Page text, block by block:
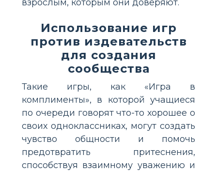
взрослым, которым они доверяют.
Использование игр
против издевательств
для создания
сообщества
Такие игры, как «Игра в
комплименты», в которой учащиеся
по очереди говорят что-то хорошее о
своих одноклассниках, могут создать
чувство общности и помочь
предотвратить притеснения,
способствуя взаимному уважению и